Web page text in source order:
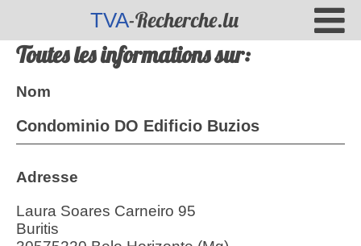
TVA-Recherche.lu
Toutes les informations sur:
Nom
Condominio DO Edificio Buzios
Adresse
Laura Soares Carneiro 95
Buritis